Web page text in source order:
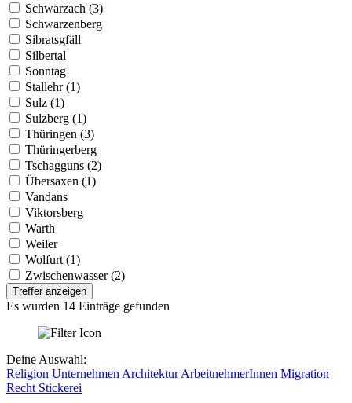
Schwarzach (3)
Schwarzenberg
Sibratsgfäll
Silbertal
Sonntag
Stallehr (1)
Sulz (1)
Sulzberg (1)
Thüringen (3)
Thüringerberg
Tschagguns (2)
Übersaxen (1)
Vandans
Viktorsberg
Warth
Weiler
Wolfurt (1)
Zwischenwasser (2)
Treffer anzeigen
Es wurden 14 Einträge gefunden
Deine Auswahl:
Religion Unternehmen ArchitekturArbeitnehmerInnen Migration
Recht Stickerei